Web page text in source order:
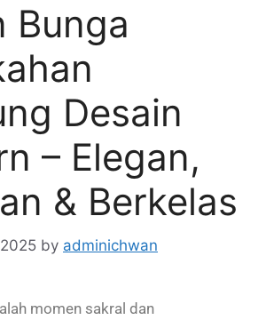
Bunga
Desain
– Elegan,
& Berkelas
by adminichwan
momen sakral dan